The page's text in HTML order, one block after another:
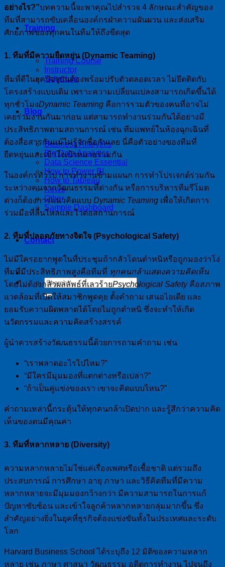
Training
Training Course
Instructor
Schedule
Blog
Business Analytics
Big Data Analytics
Data Science Essential
How to Power BI
How to Tableau
News
Other
Sample Dashboard
Contact
อย่างไร?”บทความนี้จะพาคุณไปสำรวจ 4 ลักษณะสำคัญของ
ทีมที่สามารถขับเคลื่อนองค์กรฝ่าความผันผวน และส่งเสริม
ศักยภาพของทุกคนในทีมให้ถึงขีดสุด
1. ทีมที่มีความยืดหยุ่น (Dynamic Teaming)
ทีมที่ดีในยุคปัจจุบันต้องพร้อมปรับตัวตลอดเวลา ไม่ยึดติดกับ
โครงสร้างแบบเดิม เพราะความเปลี่ยนแปลงสามารถเกิดขึ้นได้
ทุกชั่วโมงDynamic Teaming คือการรวมตัวของคนที่อาจไม่
เคยร่วมงานกันมาก่อน แต่สามารถทำงานร่วมกันได้อย่างมี
ประสิทธิภาพตามสถานการณ์ เช่น ทีมแพทย์ในห้องฉุกเฉินที่
ต้องสื่อสารกันแม้ไม่รู้จักชื่อกันเลย นี่คือตัวอย่างของทีมที่
ยืดหยุ่นและเข้าใจเป้าหมายร่วมกัน
ในองค์กรทั่วไป การทำงานข้ามแผนก การทำโปรเจกต์ร่วมกัน
ระหว่างคนจากวัฒนธรรมที่ต่างกัน หรือการบริหารทีมรีโมต
ต่างก็ต้องการแนวคิดแบบ Dynamic Teaming เพื่อให้เกิดการ
ร่วมมือที่ลื่นไหลและไวต่อสถานการณ์
2. ทีมที่ปลอดภัยทางจิตใจ (Psychological Safety)
ไม่มีใครอยากพูดในที่ประชุมถ้ากลัวโดนตำหนิหรือถูกมองว่าโง่
ทีมที่มีประสิทธิภาพสูงคือทีมที่ ทุกคนกล้าแสดงความคิดเห็น
โดยไม่ต้องกลัวผลลัพธ์ที่เลวร้ายPsychological Safetyคือสภาพ
แวดล้อมที่เปิดให้สมาชิกพูดคุย ตั้งคำถาม เสนอไอเดีย และ
ยอมรับความผิดพลาดได้โดยไม่ถูกตำหนิ ซึ่งจะทำให้เกิด
นวัตกรรมและความคิดสร้างสรรค์
ผู้นำควรสร้างวัฒนธรรมนี้ด้วยการถามคำถาม เช่น
“เราพลาดอะไรไปไหม?”
“มีใครมีมุมมองที่แตกต่างหรือเปล่า?”
“ถ้าเป็นคู่แข่งของเรา เขาจะคิดแบบไหน?”
คำถามเหล่านี้กระตุ้นให้ทุกคนกล้าเปิดปาก และรู้สึกว่าความคิด
เห็นของตนมีคุณค่า
3. ทีมที่หลากหลาย (Diversity)
ความหลากหลายไม่ใช่แค่เรื่องเพศหรือเชื้อชาติ แต่รวมถึง
ประสบการณ์ การศึกษา อายุ ภาษา และวิธีคิดทีมที่มีความ
หลากหลายจะมีมุมมองกว้างกว่า มีความสามารถในการแก้
ปัญหาซับซ้อน และเข้าใจลูกค้าหลากหลายกลุ่มมากขึ้น ซึ่ง
สำคัญอย่างยิ่งในยุคที่ธุรกิจต้องแข่งขันทั้งในประเทศและระดับ
โลก
Harvard Business School ได้ระบุถึง 12 มิติของความหลาก
หลาย เช่น ภาษา ศาสนา วัฒนธรรม อดีตการทำงาน ไปจนถึง